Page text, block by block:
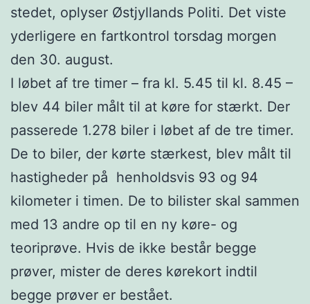
stedet, oplyser Østjyllands Politi. Det viste
yderligere en fartkontrol torsdag morgen
den 30. august.
I løbet af tre timer – fra kl. 5.45 til kl. 8.45 –
blev 44 biler målt til at køre for stærkt. Der
passerede 1.278 biler i løbet af de tre timer.
De to biler, der kørte stærkest, blev målt til
hastigheder på henholdsvis 93 og 94
kilometer i timen. De to bilister skal sammen
med 13 andre op til en ny køre- og
teoriprøve. Hvis de ikke består begge
prøver, mister de deres kørekort indtil
begge prøver er bestået.